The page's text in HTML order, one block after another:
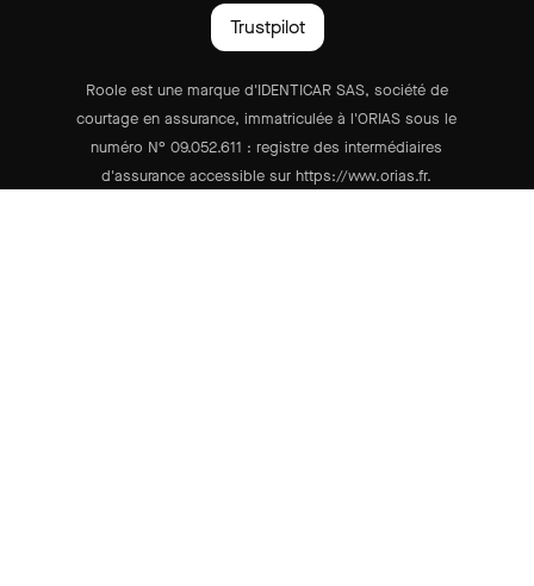
Trustpilot
Roole est une marque d'IDENTICAR SAS, société de
courtage en assurance, immatriculée à l'ORIAS sous le
numéro N° 09.052.611 : registre des intermédiaires
d'assurance accessible sur https://www.orias.fr.